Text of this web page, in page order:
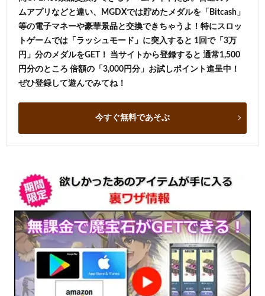
ムアプリなどと違い、MGDXでは貯めたメダルを「Bitcash」
等の電子マネーや豪華景品と交換できちゃうよ！特にスロッ
トゲームでは「ラッシュモード」に突入すると 1回で「3万
円」分のメダルをGET！ 当サイトから登録すると 通常1,500
円分のところ 倍額の「3,000円分」お試しポイント進呈中！
ぜひ登録して遊んでみてね！
今すぐ無料であそぶ